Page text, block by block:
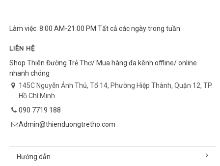
Làm việc: 8:00 AM-21:00 PM Tất cả các ngày trong tuần
LIÊN HỆ
Shop Thiên Đường Trẻ Thơ/ Mua hàng đa kênh offline/ online
nhanh chóng
145C Nguyễn Ảnh Thủ, Tổ 14, Phường Hiệp Thành, Quận 12, TP.
Hồ Chí Minh
090 7719 188
Admin@thienduongtretho.com
Hướng dẫn